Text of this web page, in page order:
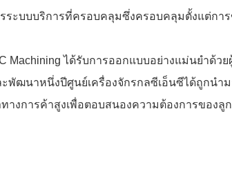
รระบบบริการที่ครอบคลุมซึ่งครอบคลุมตั้งแต่ก
Machining ได้รับการออกแบบอย่างแม่นยำด้ว
พัฒนาหนึ่งปีศูนย์เครื่องจักรกลซีเอ็นซีได้ถูกนำม
งการค้าสูงเพื่อตอบสนองความต้องการของลู